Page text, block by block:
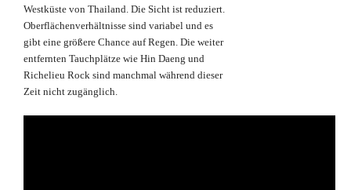
Westküste von Thailand. Die Sicht ist reduziert.
Oberflächenverhältnisse sind variabel und es
gibt eine größere Chance auf Regen. Die weiter
entfernten Tauchplätze wie Hin Daeng und
Richelieu Rock sind manchmal während dieser
Zeit nicht zugänglich.